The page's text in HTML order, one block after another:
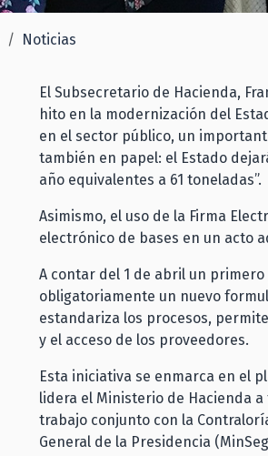
Noticias
El Subsecretario de Hacienda,
hito en la modernización del
en el sector público, un
también en papel: el Estado
año equivalentes a 61 toneladas”.
Asimismo, el uso de la Firma
electrónico de bases en un acto
A contar del 1 de abril un
obligatoriamente un nuevo
estandariza los procesos,
y el acceso de los proveedores.
Esta iniciativa se enmarca en el
lidera el Ministerio de Hacienda
trabajo conjunto con la
General de la Presidencia